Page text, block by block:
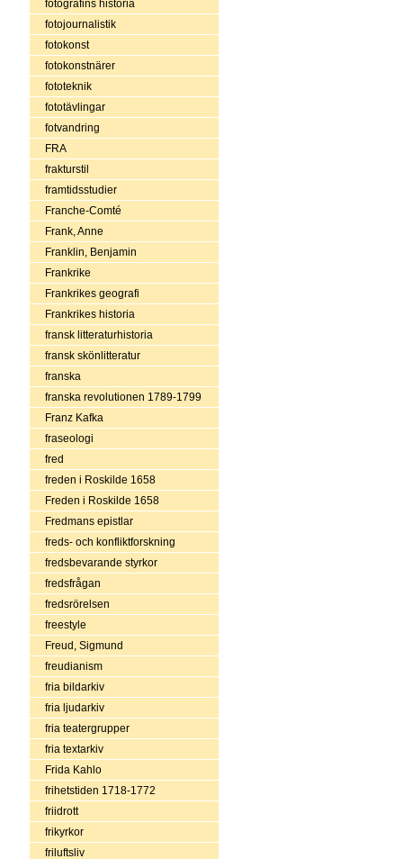
fotografins historia
fotojournalistik
fotokonst
fotokonstnärer
fototeknik
fototävlingar
fotvandring
FRA
frakturstil
framtidsstudier
Franche-Comté
Frank, Anne
Franklin, Benjamin
Frankrike
Frankrikes geografi
Frankrikes historia
fransk litteraturhistoria
fransk skönlitteratur
franska
franska revolutionen 1789-1799
Franz Kafka
fraseologi
fred
freden i Roskilde 1658
Freden i Roskilde 1658
Fredmans epistlar
freds- och konfliktforskning
fredsbevarande styrkor
fredsfrågan
fredsrörelsen
freestyle
Freud, Sigmund
freudianism
fria bildarkiv
fria ljudarkiv
fria teatergrupper
fria textarkiv
Frida Kahlo
frihetstiden 1718-1772
friidrott
frikyrkor
friluftsliv